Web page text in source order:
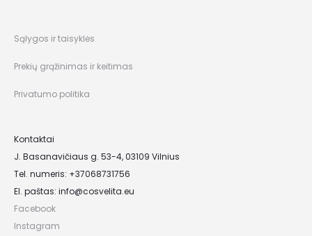
Sąlygos ir taisyklės
Prekių grąžinimas ir keitimas
Privatumo politika
Kontaktai
J. Basanavičiaus g. 53-4, 03109 Vilnius
Tel. numeris: +37068731756
El. paštas: info@cosvelita.eu
Facebook
Instagram